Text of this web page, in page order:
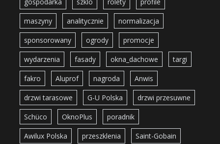
maszyny analitycznie normalizacja
sponsorowany ogrody promocje
wydarzenia fasady okna_dachowe targi
fakro Aluprof nagroda Anwis
drzwi tarasowe G-U Polska drzwi przesuwne
Schüco OknoPlus poradnik
Awilux Polska przeszklenia Saint-Gobain